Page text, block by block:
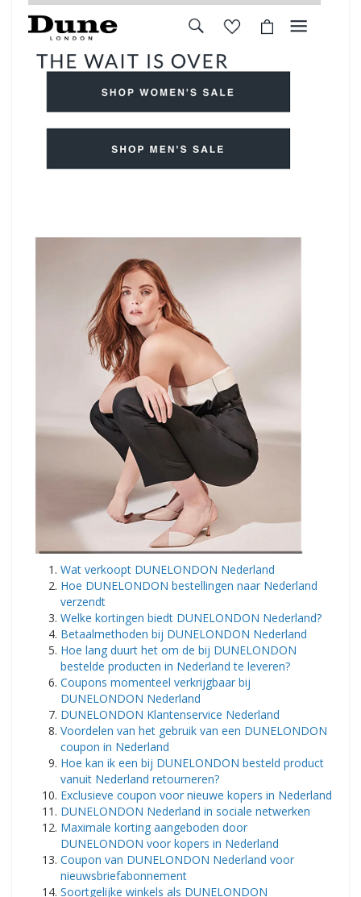
​Wat verkoopt DUNELONDON Nederland
Hoe DUNELONDON bestellingen naar Nederland
verzendt
Welke kortingen biedt DUNELONDON Nederland?
Betaalmethoden bij DUNELONDON Nederland
Hoe lang duurt het om de bij DUNELONDON
bestelde producten in Nederland te leveren?
Coupons momenteel verkrijgbaar bij
DUNELONDON Nederland
DUNELONDON Klantenservice Nederland
Voordelen van het gebruik van een DUNELONDON
coupon in Nederland
Hoe kan ik een bij DUNELONDON besteld product
vanuit Nederland retourneren?
Exclusieve coupon voor nieuwe kopers in Nederland
DUNELONDON Nederland in sociale netwerken
Maximale korting aangeboden door
DUNELONDON voor kopers in Nederland
Coupon van DUNELONDON Nederland voor
nieuwsbriefabonnement
Soortgelijke winkels als DUNELONDON